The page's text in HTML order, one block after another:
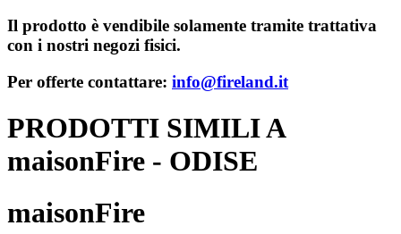
Il prodotto è vendibile solamente tramite trattativa
con i nostri negozi fisici.
Per offerte contattare: info@fireland.it
PRODOTTI SIMILI A
maisonFire - ODISE
maisonFire